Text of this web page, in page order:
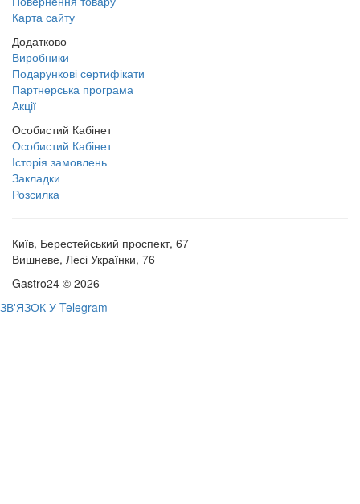
Карта сайту
Додатково
Виробники
Подарункові сертифікати
Партнерська програма
Акції
Особистий Кабінет
Особистий Кабінет
Історія замовлень
Закладки
Розсилка
Київ, Берестейський проспект, 67
Вишневе, Лесі Українки, 76
Gastro24 © 2026
ЗВ'ЯЗОК У Telegram